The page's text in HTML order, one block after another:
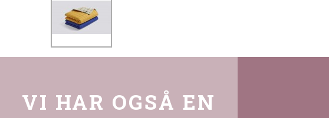
VI HAR OGSÅ EN